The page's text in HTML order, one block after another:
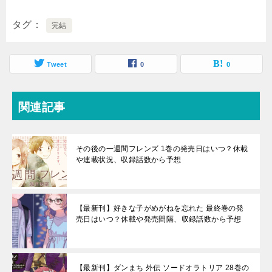
タグ 完結
Tweet 0 0
関連記事
その後の一週間フレンズ 1巻の発売日はいつ？休載
や連載状況、収録話数から予想
【最新刊】好きな子がめがねを忘れた 最終巻の発
売日はいつ？休載や発売間隔、収録話数から予想
【最新刊】ダンまち 外伝 ソードオラトリア 28巻の